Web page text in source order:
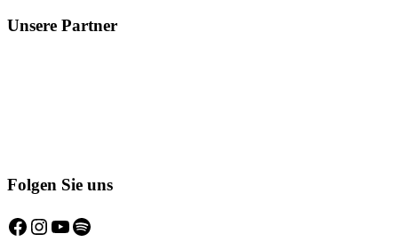
Unsere Partner
Folgen Sie uns
Facebook
Instagram
YouTube
Spotify